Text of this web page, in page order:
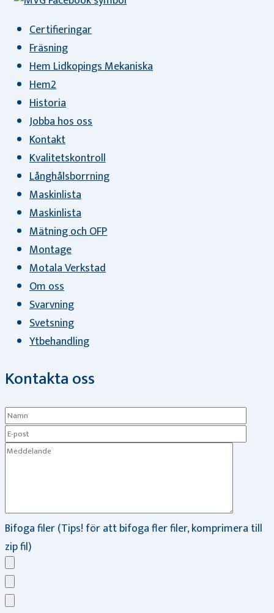
Certifieringar
Fräsning
Hem Lidkopings Mekaniska
Hem2
Historia
Jobba hos oss
Kontakt
Kvalitetskontroll
Långhålsborrning
Maskinlista
Maskinlista
Mätning och OFP
Montage
Motala Verkstad
Om oss
Svarvning
Svetsning
Ytbehandling
Kontakta oss
Bifoga filer (Tips! för att bifoga fler filer, komprimera till
zip fil)